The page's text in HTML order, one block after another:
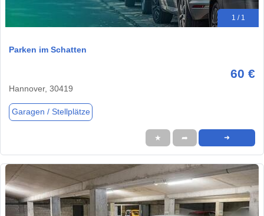
1 / 1
Parken im Schatten
60 €
Hannover, 30419
Garagen / Stellplätze
★ ➦ ➜